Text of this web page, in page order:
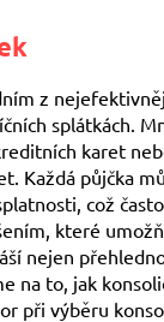
z
splátkách.
karet
Každá půjčka
což
které
nejen
na to, jak
při výběru